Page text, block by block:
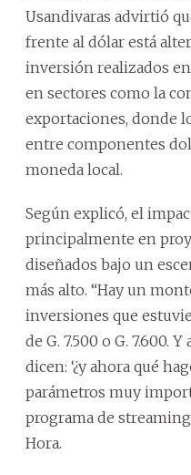
Usandivaras advirtió
frente al dólar está
inversión realizados
en sectores como la
exportaciones, donde
entre componentes
moneda local.
Según explicó, el
principalmente en
diseñados bajo un
más alto. “Hay un
inversiones que
de G. 7.500 o G. 7.600.
dicen: ‘¿y ahora qué
parámetros muy
programa de
Hora.